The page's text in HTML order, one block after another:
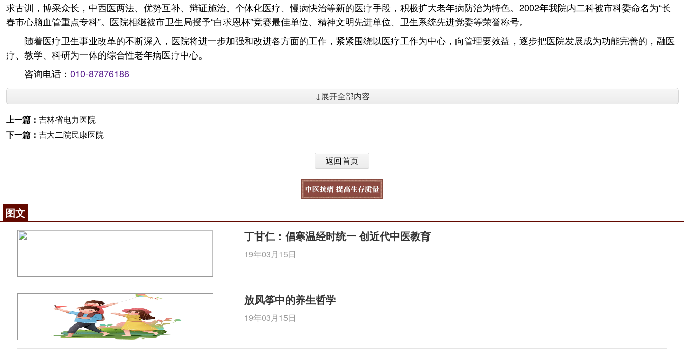
求古训，博采众长，中西医两法、优势互补、辩证施治、个体化医疗、慢病快治等新的医疗手段，积极扩大老年病防治为特色。2002年我院内二科被市科委命名为“长
春市心脑血管重点专科”。医院相继被市卫生局授予“白求恩杯”竞赛最佳单位、精神文明先进单位、卫生系统先进党委等荣誉称号。
随着医疗卫生事业改革的不断深入，医院将进一步加强和改进各方面的工作，紧紧围绕以医疗工作为中心，向管理要效益，逐步把医院发展成为功能完善的，融医
疗、教学、科研为一体的综合性老年病医疗中心。
咨询电话： 010-87876186
↓展开全部内容
上一篇： 吉林省电力医院
下一篇： 吉大二院民康医院
返回首页
图文
丁甘仁：倡寒温经时统一 创近代中医教育
19年03月15日
放风筝中的养生哲学
19年03月15日